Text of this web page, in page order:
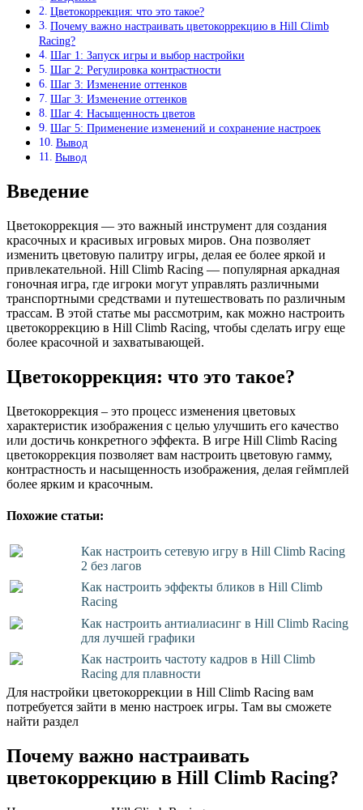
Цветокоррекция: что это такое?
Почему важно настраивать цветокоррекцию в Hill Climb
Racing?
Шаг 1: Запуск игры и выбор настройки
Шаг 2: Регулировка контрастности
Шаг 3: Изменение оттенков
Шаг 3: Изменение оттенков
Шаг 4: Насыщенность цветов
Шаг 5: Применение изменений и сохранение настроек
Вывод
Вывод
Введение
Цветокоррекция — это важный инструмент для создания
красочных и красивых игровых миров. Она позволяет
изменить цветовую палитру игры, делая ее более яркой и
привлекательной. Hill Climb Racing — популярная аркадная
гоночная игра, где игроки могут управлять различными
транспортными средствами и путешествовать по различным
трассам. В этой статье мы рассмотрим, как можно настроить
цветокоррекцию в Hill Climb Racing, чтобы сделать игру еще
более красочной и захватывающей.
Цветокоррекция: что это такое?
Цветокоррекция – это процесс изменения цветовых
характеристик изображения с целью улучшить его качество
или достичь конкретного эффекта. В игре Hill Climb Racing
цветокоррекция позволяет вам настроить цветовую гамму,
контрастность и насыщенность изображения, делая геймплей
более ярким и красочным.
Похожие статьи:
Как настроить сетевую игру в Hill Climb Racing
2 без лагов
Как настроить эффекты бликов в Hill Climb
Racing
Как настроить антиалиасинг в Hill Climb Racing
для лучшей графики
Как настроить частоту кадров в Hill Climb
Racing для плавности
Для настройки цветокоррекции в Hill Climb Racing вам
потребуется зайти в меню настроек игры. Там вы сможете
найти раздел
Почему важно настраивать
цветокоррекцию в Hill Climb Racing?